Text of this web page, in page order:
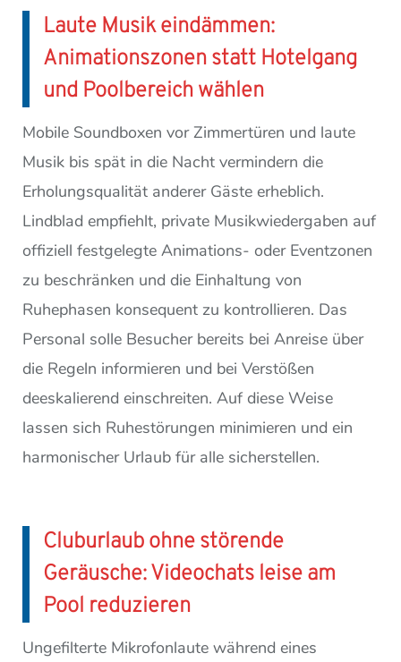
Laute Musik eindämmen:
Animationszonen statt Hotelgang
und Poolbereich wählen
Mobile Soundboxen vor Zimmertüren und laute
Musik bis spät in die Nacht vermindern die
Erholungsqualität anderer Gäste erheblich.
Lindblad empfiehlt, private Musikwiedergaben auf
offiziell festgelegte Animations- oder Eventzonen
zu beschränken und die Einhaltung von
Ruhephasen konsequent zu kontrollieren. Das
Personal solle Besucher bereits bei Anreise über
die Regeln informieren und bei Verstößen
deeskalierend einschreiten. Auf diese Weise
lassen sich Ruhestörungen minimieren und ein
harmonischer Urlaub für alle sicherstellen.
Cluburlaub ohne störende
Geräusche: Videochats leise am
Pool reduzieren
Ungefilterte Mikrofonlaute während eines